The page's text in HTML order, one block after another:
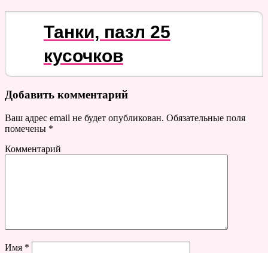
Танки, пазл 25
кусочков
Добавить комментарий
Ваш адрес email не будет опубликован. Обязательные поля
помечены *
Комментарий
Имя *